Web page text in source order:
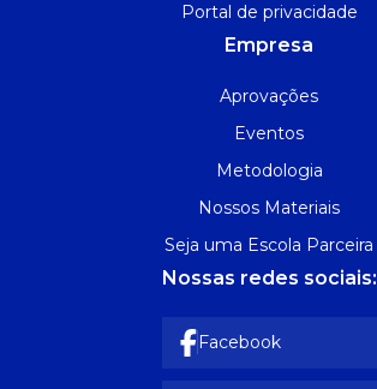
Portal de privacidade
Empresa
Aprovações
Eventos
Metodologia
Nossos Materiais
Seja uma Escola Parceira
Nossas redes sociais:
Facebook